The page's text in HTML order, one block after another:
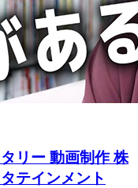
リー 動画制作 株
テインメント